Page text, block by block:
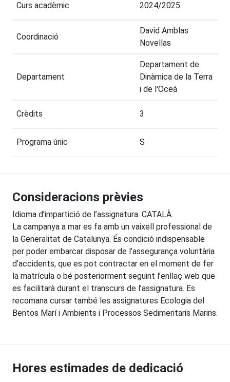
Curs acadèmic 2024/2025
Coordinació
David Amblas
Novellas
Departament
Departament de
Dinàmica de la Terra
i de l'Oceà
Crèdits 3
Programa únic S
Consideracions prèvies
Idioma d’impartició de l’assignatura: CATALÀ.
La campanya a mar es fa amb un vaixell professional de
la Generalitat de Catalunya. És condició indispensable
per poder embarcar disposar de l’assegurança voluntària
d’accidents, que es pot contractar en el moment de fer
la matrícula o bé posteriorment seguint l’enllaç web que
es facilitarà durant el transcurs de l’assignatura. Es
recomana cursar també les assignatures Ecologia del
Bentos Marí i Ambients i Processos Sedimentaris Marins.
Hores estimades de dedicació